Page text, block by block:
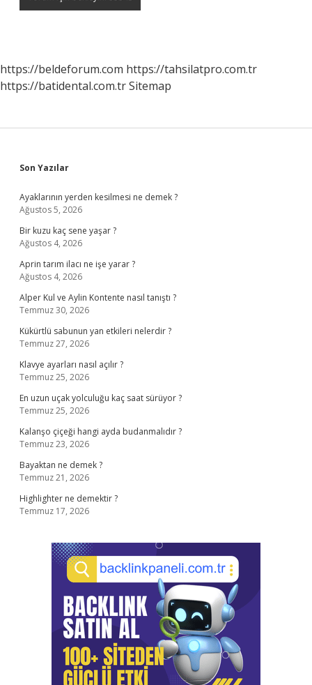
https://beldeforum.com https://tahsilatpro.com.tr
https://batidental.com.trSitemap
Sidebar
Son Yazılar
Ayaklarının yerden kesilmesi ne demek ?
Ağustos 5, 2026
Bir kuzu kaç sene yaşar ?
Ağustos 4, 2026
Aprin tarım ilacı ne işe yarar ?
Ağustos 4, 2026
Alper Kul ve Aylin Kontente nasıl tanıştı ?
Temmuz 30, 2026
Kükürtlü sabunun yan etkileri nelerdir ?
Temmuz 27, 2026
Klavye ayarları nasıl açılır ?
Temmuz 25, 2026
En uzun uçak yolculuğu kaç saat sürüyor ?
Temmuz 25, 2026
Kalanşo çiçeği hangi ayda budanmalıdır ?
Temmuz 23, 2026
Bayaktan ne demek ?
Temmuz 21, 2026
Highlighter ne demektir ?
Temmuz 17, 2026